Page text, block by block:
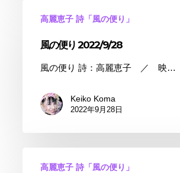
高麗恵子 詩「風の便り」
風の便り 2022/9/28
風の便り 詩：高麗恵子 ／ 映…
Keiko Koma
2022年9月28日
高麗恵子 詩「風の便り」